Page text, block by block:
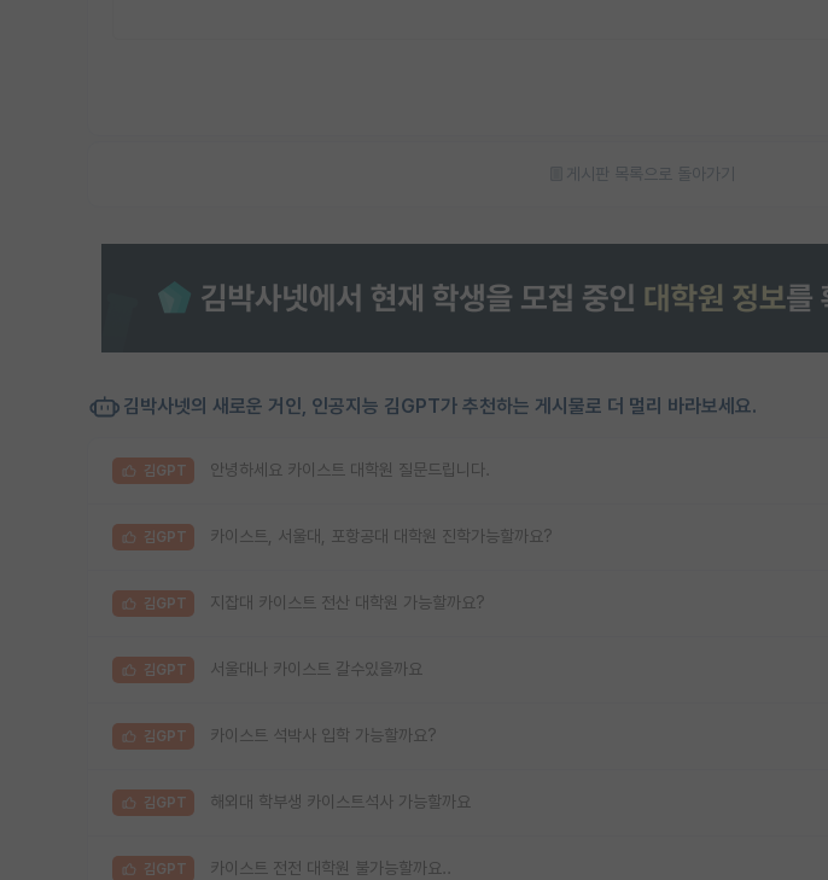
게시판 목록으로 돌아가기
김박사넷의 새로운 거인, 인공지능 김GPT가 추천하는 게시물로 더 멀리 바라보세요.
김GPT 안녕하세요 카이스트 대학원 질문드립니다.
김GPT 카이스트, 서울대, 포항공대 대학원 진학가능할까요?
김GPT 지잡대 카이스트 전산 대학원 가능할까요?
김GPT 서울대나 카이스트 갈수있을까요
김GPT 카이스트 석박사 입학 가능할까요?
김GPT 해외대 학부생 카이스트석사 가능할까요
김GPT 카이스트 전전 대학원 불가능할까요..